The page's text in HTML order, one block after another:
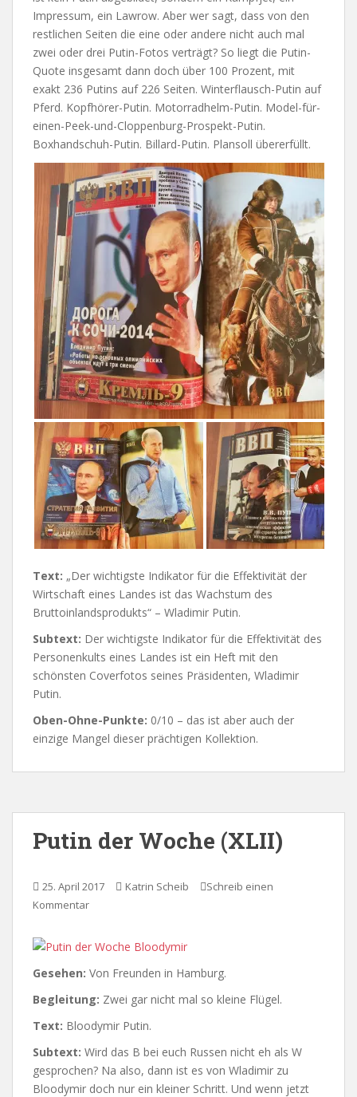
Impressum, ein Lawrow. Aber wer sagt, dass von den
restlichen Seiten die eine oder andere nicht auch mal
zwei oder drei Putin-Fotos verträgt? So liegt die Putin-
Quote insgesamt dann doch über 100 Prozent, mit
exakt 236 Putins auf 226 Seiten. Winterflausch-Putin auf
Pferd. Kopfhörer-Putin. Motorradhelm-Putin. Model-für-
einen-Peek-und-Cloppenburg-Prospekt-Putin.
Boxhandschuh-Putin. Billard-Putin. Plansoll übererfüllt.
Text: „Der wichtigste Indikator für die Effektivität der
Wirtschaft eines Landes ist das Wachstum des
Bruttoinlandsprodukts“ – Wladimir Putin.
Subtext: Der wichtigste Indikator für die Effektivität des
Personenkults eines Landes ist ein Heft mit den
schönsten Coverfotos seines Präsidenten, Wladimir
Putin.
Oben-Ohne-Punkte: 0/10 – das ist aber auch der
einzige Mangel dieser prächtigen Kollektion.
Putin der Woche (XLII)
25. April 2017 Katrin Scheib
Schreib einen
Kommentar
Gesehen: Von Freunden in Hamburg.
Begleitung: Zwei gar nicht mal so kleine Flügel.
Text: Bloodymir Putin.
Subtext: Wird das B bei euch Russen nicht eh als W
gesprochen? Na also, dann ist es von Wladimir zu
Bloodymir doch nur ein kleiner Schritt. Und wenn jetzt